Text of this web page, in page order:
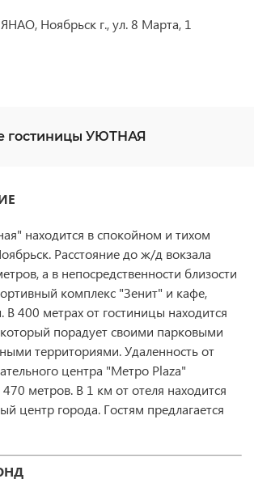
Ноябрьск г., ул. 8 Марта, 1
гостиницы УЮТНАЯ
находится в спокойном и тихом
Расстояние до ж/д вокзала
а в непосредственности близости
комплекс "Зенит" и кафе,
В 400 метрах от гостиницы находится
порадует своими парковыми
территориями. Удаленность от
центра "Метро Plaza"
470 метров. В 1 км от отеля находится
центр города. Гостям предлагается